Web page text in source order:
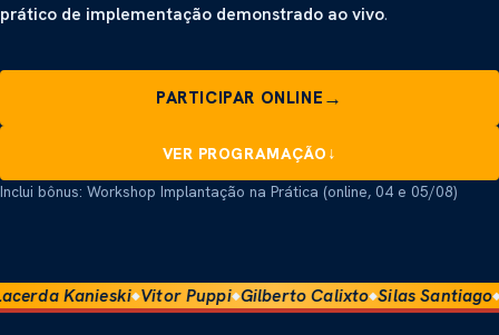
prático de implementação demonstrado ao vivo.
PARTICIPAR ONLINE →
VER PROGRAMAÇÃO ↓
Inclui bônus: Workshop Implantação na Prática (online, 04 e 05/08)
◆Vitor Puppi◆Gilberto Calixto◆Silas Santiago◆Juliano Brun